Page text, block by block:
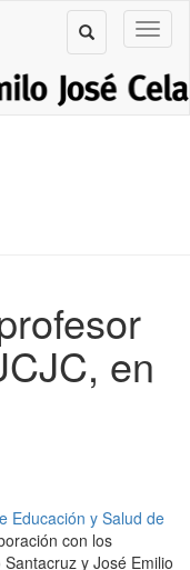
en
Educación y Salud de
con los
y José Emilio